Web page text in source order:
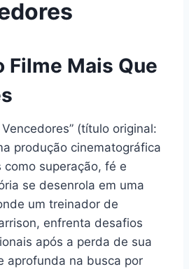
Filme Mais Que
(título original:
produção cinematográfica
superação, fé e
se desenrola em uma
um treinador de
enfrenta desafios
após a perda de sua
aprofunda na busca por